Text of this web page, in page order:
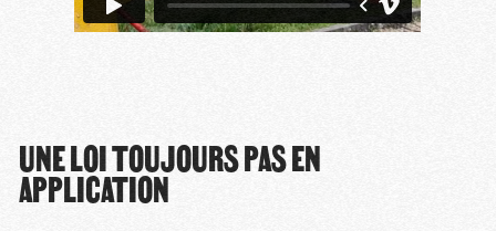
UNE LOI TOUJOURS PAS EN
APPLICATION